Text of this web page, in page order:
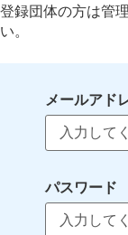
登録団体の方は管
い。
メールアド
パスワード